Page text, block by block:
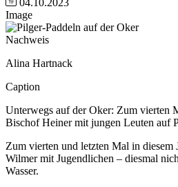
Image
Nachweis
Alina Hartnack
Caption
Unterwegs auf der Oker: Zum vierten
Bischof Heiner mit jungen Leuten auf
Zum vierten und letzten Mal in
Wilmer mit Jugendlichen – diesmal
Wasser.